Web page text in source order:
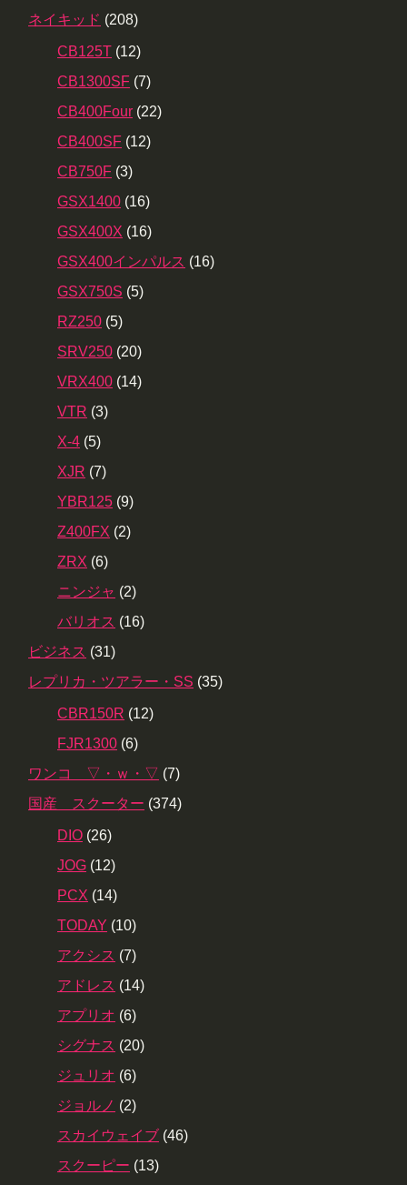
ネイキッド (208)
CB125T (12)
CB1300SF (7)
CB400Four (22)
CB400SF (12)
CB750F (3)
GSX1400 (16)
GSX400X (16)
GSX400インパルス (16)
GSX750S (5)
RZ250 (5)
SRV250 (20)
VRX400 (14)
VTR (3)
X-4 (5)
XJR (7)
YBR125 (9)
Z400FX (2)
ZRX (6)
ニンジャ (2)
バリオス (16)
ビジネス (31)
レプリカ・ツアラー・SS (35)
CBR150R (12)
FJR1300 (6)
ワンコ ▽・ｗ・▽ (7)
国産 スクーター (374)
DIO (26)
JOG (12)
PCX (14)
TODAY (10)
アクシス (7)
アドレス (14)
アプリオ (6)
シグナス (20)
ジュリオ (6)
ジョルノ (2)
スカイウェイブ (46)
スクーピー (13)